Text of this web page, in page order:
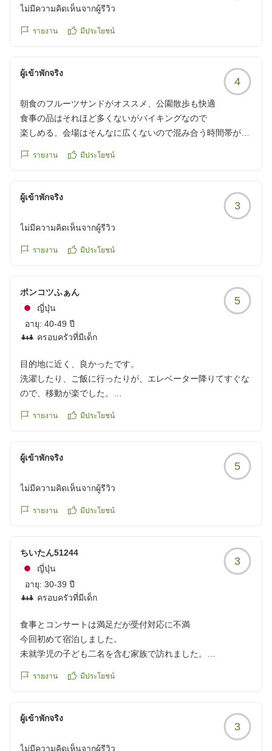
できる内容で、どれもみんな美味しかったです。
いました。
ったです。一つ残念なところは、鍵付きのロッカーではなか
った事ですね。
途中には、牧場とかもあり、夏でもとても涼しくて、また来
たいねと話しておりましたので、機会がありましたら、また
利用をさせていただきたいと思います。
他の画像やクチコミの詳細はこちらから
https://review.travel.rakuten.co.jp/hotel/voice/7174?
食事中の席札を出しておいたのですが、
フルーツサンドがとてもボリューミーで美味しかったです。
お風呂や部屋など、
クチコミの詳細はこちらから
https://review.travel.rakuten.co.jp/hotel/voice/7174?
reviewId=33123478533305
ไม่มีความคิดเห็นจากผู้รีวิว
รายงาน มีประโยชน์
ผู้เข้าพักจริง
4
朝食のフルーツサンドがオススメ、公園散歩も快適
食事の品はそれほど多くないがバイキングなので
楽しめる。会場はそんなに広くないので混み合う時間帯があ
建物は古さを感じる...昔のリゾートホテル。敷地内に公園が
た。
クチコミの詳細はこちらから
https://review.travel.rakuten.co.jp/hotel/voice/7174?
reviewId=33123478452810
รายงาน มีประโยชน์
ผู้เข้าพักจริง
3
ไม่มีความคิดเห็นจากผู้รีวิว
รายงาน มีประโยชน์
ポンコツふぁん
ญี่ปุ่น
อายุ: 40-49 ปี
ครอบครัวที่มีเด็ก
5
目的地に近く、良かったです。
洗濯したり、ご飯に行ったりが、エレベーター降りてすぐな
ので、移動が楽でした。
https://review.travel.rakuten.co.jp/hotel/voice/7174?
รายงาน มีประโยชน์
ผู้เข้าพักจริง
5
ไม่มีความคิดเห็นจากผู้รีวิว
รายงาน มีประโยชน์
ちいたん51244
ญี่ปุ่น
อายุ: 30-39 ปี
ครอบครัวที่มีเด็ก
3
食事とコンサートは満足だが受付対応に不満
今回初めて宿泊しました。
未就学児の子ども二名を含む家族で訪れました。
まず、良かった点は、外観も内観も新しさはありませんが、
夜ご飯もメニュー数はとても多いという訳ではありません
が、どのメニューもおいしく、好き嫌いがそれぞれある家族
も食べれるメニューが多く、美味しくたくさん食べれて、良
รายงาน มีประโยชน์
ผู้เข้าพักจริง
3
ไม่มีความคิดเห็นจากผู้รีวิว